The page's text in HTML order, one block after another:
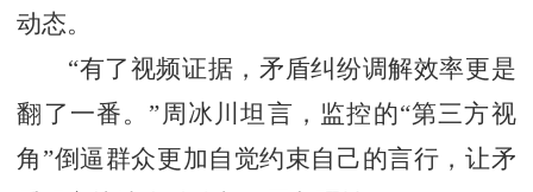
动态。
“有了视频证据，矛盾纠纷调解效率更是
翻了一番。”周冰川坦言，监控的“第三方视
角”倒逼群众更加自觉约束自己的言行，让矛